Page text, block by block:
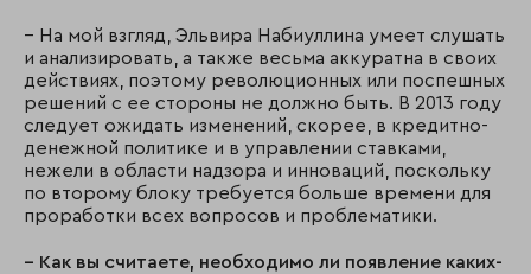
– На мой взгляд, Эльвира Набиуллина умеет слушать
и анализировать, а также весьма аккуратна в своих
действиях, поэтому революционных или поспешных
решений с ее стороны не должно быть. В 2013 году
следует ожидать изменений, скорее, в кредитно-
денежной политике и в управлении ставками,
нежели в области надзора и инноваций, поскольку
по второму блоку требуется больше времени для
проработки всех вопросов и проблематики.
– Как вы считаете, необходимо ли появление каких-